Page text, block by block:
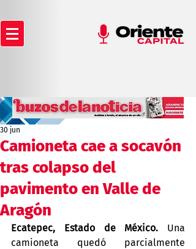
Camioneta cae a socavón
tras colapso del
pavimento en Valle de
Aragón
30 jun
Ecatepec, Estado de México. Una
camioneta quedó parcialmente